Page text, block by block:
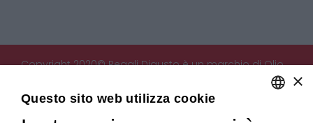
Copyright 2020© Regali Digusto è un marchio di Olio
Becchis di Becchis Danilo - Via Sommariva, 31/2/B -
10022 Carmagnola (TO) - PIVA 07980320019
×
Questo sito web utilizza cookie